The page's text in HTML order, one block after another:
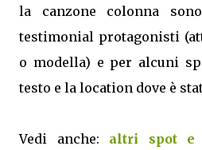
la canzone colonna
testimonial protagonisti
o modella) e per alcuni
testo e la location dove è
Vedi anche: altri spot e